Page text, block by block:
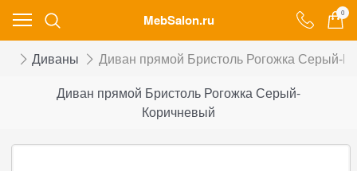
MebSalon.ru 0
Диваны
Диван прямой Бристоль Рогожка Серый-
Диван прямой Бристоль Рогожка Серый-
Коричневый